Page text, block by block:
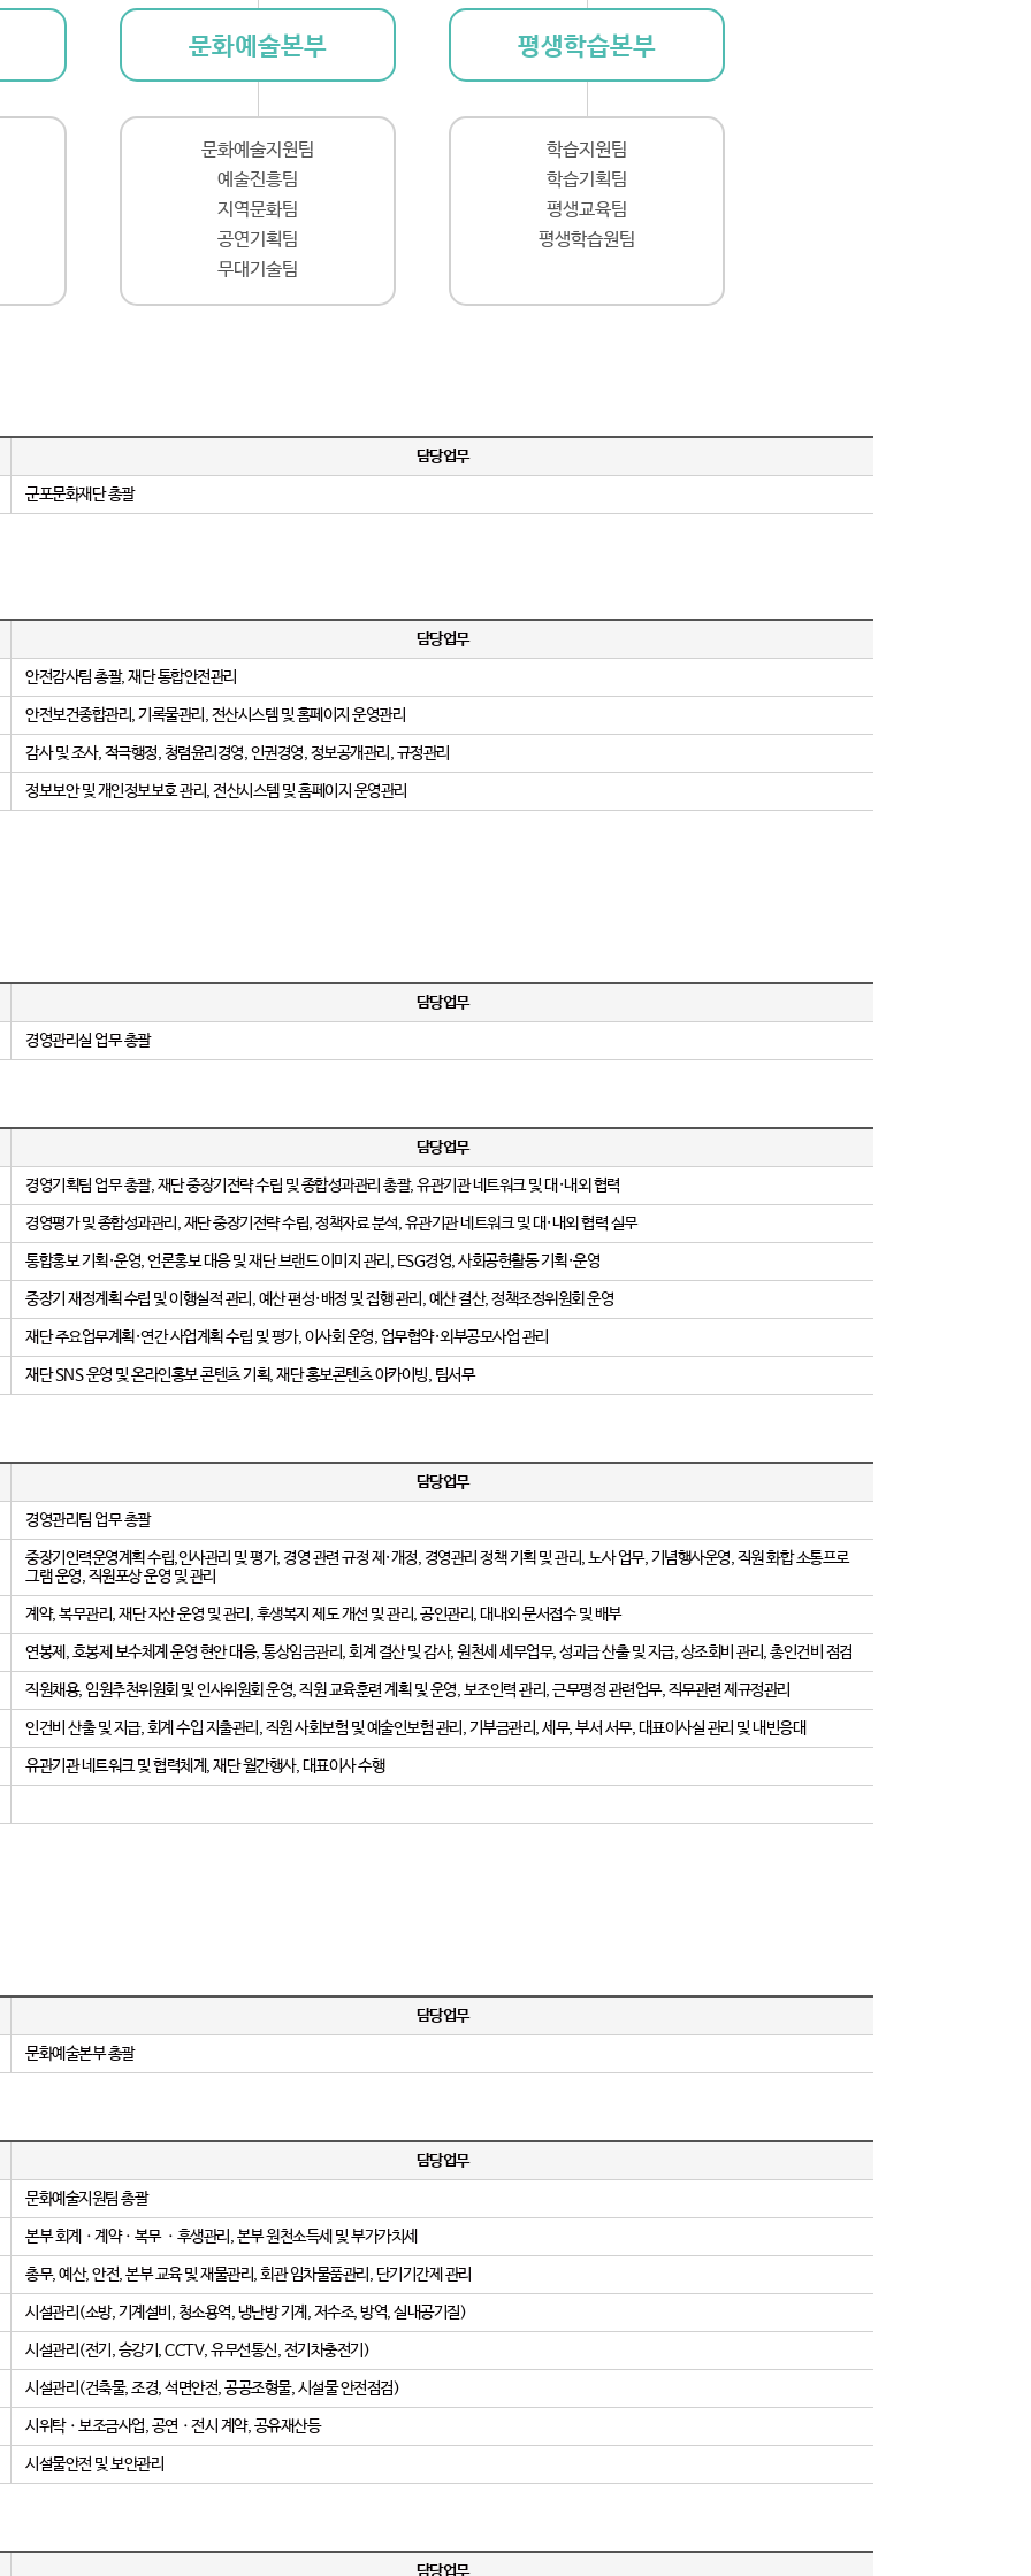
문화예술본부
문화예술지원팀
예술진흥팀
지역문화팀
공연기획팀
무대기술팀
평생학습본부
학습지원팀
학습기획팀
평생교육팀
평생학습원팀
담당업무
군포문화재단 총괄
담당업무
안전감사팀 총괄, 재단 통합안전관리
안전보건종합관리, 기록물관리, 전산시스템 및 홈페이지 운영관리
감사 및 조사, 적극행정, 청렴윤리경영, 인권경영, 정보공개관리, 규정관리
정보보안 및 개인정보보호 관리, 전산시스템 및 홈페이지 운영관리
담당업무
경영관리실 업무 총괄
담당업무
경영기획팀 업무 총괄, 재단 중장기전략 수립 및 종합성과관리 총괄, 유관기관 네트워크 및 대·내외 협력
경영평가 및 종합성과관리, 재단 중장기전략 수립, 정책자료 분석, 유관기관 네트워크 및 대·내외 협력 실무
통합홍보 기획·운영, 언론홍보 대응 및 재단 브랜드 이미지 관리, ESG경영, 사회공헌활동 기획·운영
중장기 재정계획 수립 및 이행실적 관리, 예산 편성·배정 및 집행 관리, 예산 결산, 정책조정위원회 운영
재단 주요업무계획·연간 사업계획 수립 및 평가, 이사회 운영, 업무협약·외부공모사업 관리
재단 SNS 운영 및 온라인홍보 콘텐츠 기획, 재단 홍보콘텐츠 아카이빙, 팀서무
담당업무
경영관리팀 업무 총괄
중장기인력운영계획 수립,인사관리 및 평가, 경영 관련 규정 제·개정, 경영관리 정책 기획 및 관리, 노사 업무, 기념행사운영, 직원 화합 소통프로
그램 운영, 직원포상 운영 및 관리
계약, 복무관리, 재단 자산 운영 및 관리, 후생복지 제도 개선 및 관리, 공인관리, 대내외 문서접수 및 배부
연봉제, 호봉제 보수체계 운영 현안 대응, 통상임금관리, 회계 결산 및 감사, 원천세 세무업무, 성과급 산출 및 지급, 상조회비 관리, 총인건비 점검
직원채용, 임원추천위원회 및 인사위원회 운영, 직원 교육훈련 계획 및 운영, 보조인력 관리, 근무평정 관련업무, 직무관련 제규정관리
인건비 산출 및 지급, 회계 수입 지출관리, 직원 사회보험 및 예술인보험 관리, 기부금관리, 세무, 부서 서무, 대표이사실 관리 및 내빈응대
유관기관 네트워크 및 협력체계, 재단 월간행사, 대표이사 수행
담당업무
문화예술본부 총괄
담당업무
문화예술지원팀 총괄
본부 회계ㆍ계약ㆍ복무 ㆍ후생관리, 본부 원천소득세 및 부가가치세
총무, 예산, 안전, 본부 교육 및 재물관리, 회관 임차물품관리, 단기기간제 관리
시설관리(소방, 기계설비, 청소용역, 냉난방 기계, 저수조, 방역, 실내공기질)
시설관리(전기, 승강기, CCTV, 유무선통신, 전기차충전기)
시설관리(건축물, 조경, 석면안전, 공공조형물, 시설물 안전점검)
시위탁ㆍ보조금사업, 공연ㆍ전시 계약, 공유재산등
시설물안전 및 보안관리
담당업무